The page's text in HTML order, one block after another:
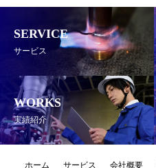
SERVICE
サービス
WORKS
実績紹介
ホーム サービス 会社概要